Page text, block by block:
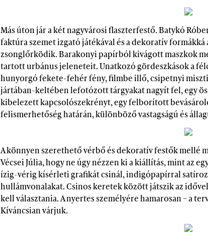
Más úton jár a két nagyvárosi flaszterfestő. Batykó
faktúra szemet izgató játékával és a dekoratív
zsonglőrködik. Barakonyi papírból kivágott maszkok
tartott urbánus jeleneteit. Unatkozó gördeszkások a
hunyorgó fekete-fehér fény, filmbe illő, csipetnyi
jártában-keltében lefotózott tárgyakat nagyít fel, egy
kibelezett kapcsolószekrényt, egy felborított
felismerhetőség határán, különböző vastagságú és
A könnyen szerethető vérbő és dekoratív festők mellé
Vécsei Júlia, hogy ne úgy nézzen ki a kiállítás, mint az
ízig-vérig kísérleti grafikát csinál, indigópapírral
hullámvonalakat. Csinos keretek között játszik az
kell választania. A nyertes személyére hamarosan – a
Kíváncsian várjuk.